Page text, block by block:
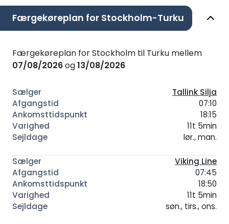
Færgekøreplan for Stockholm-Turku
Færgekøreplan for Stockholm til Turku mellem
07/08/2026og13/08/2026
Tallink Silja
07:10
18:15
11t 5min
lør., man.
Viking Line
07:45
18:50
11t 5min
søn., tirs., ons.